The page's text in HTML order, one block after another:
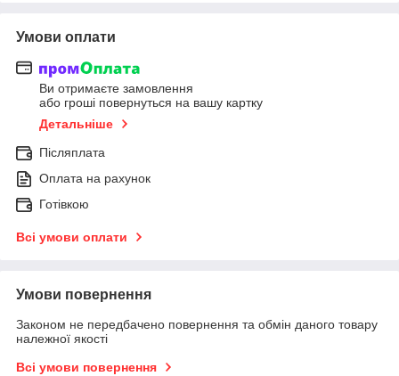
Умови оплати
Ви отримаєте замовлення
або гроші повернуться на вашу картку
Детальніше
Післяплата
Оплата на рахунок
Готівкою
Всі умови оплати
Умови повернення
Законом не передбачено повернення та обмін даного товару
належної якості
Всі умови повернення